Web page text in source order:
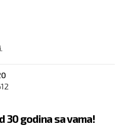
30 godina sa vama!